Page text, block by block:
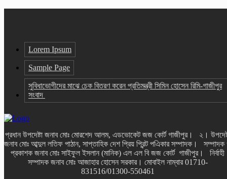
Lorem Ipsum
Sample Page
সুবিধাভোগীদের মাঝে চেক বিতরণ করেন প্রতিমন্ত্রী সিমিন হোসেন রিমি-গাজীপুর
সংবাদ
প্রধান উপদেষ্টা জনাব মোঃ মোরশেদ আলম, এডভোকেট জজ কোর্ট গাজীপুর। ২।
জনাব মোঃ আব্দুল লতিফ পাঠান, সাপ্তাহিক দেশ প্রিয় প্রিন্ট পএিকার সম্পাদক।
প্রকাশক জনাব মোঃ সাইফুল ইসলান (মানিক) এল এল বি জজ কোর্ট গাজীপুর। নির্বাহী
সম্পাদক জনাব মোঃ আজাহার হোসেন সরকার। মোবাইল নাম্বার 01710-
831516/01300-550461